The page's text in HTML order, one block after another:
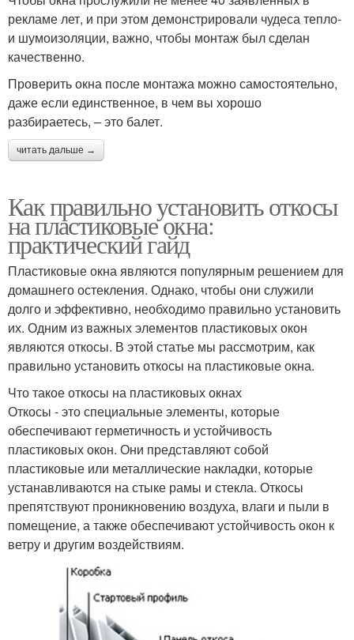
рекламе лет, и при этом демонстрировали чудеса тепло-
и шумоизоляции, важно, чтобы монтаж был сделан
качественно.
Проверить окна после монтажа можно самостоятельно,
даже если единственное, в чем вы хорошо
разбираетесь, – это балет.
читать дальше →
Как правильно установить откосы
на пластиковые окна:
практический гайд
Пластиковые окна являются популярным решением для
домашнего остекления. Однако, чтобы они служили
долго и эффективно, необходимо правильно установить
их. Одним из важных элементов пластиковых окон
являются откосы. В этой статье мы рассмотрим, как
правильно установить откосы на пластиковые окна.
Что такое откосы на пластиковых окнах
Откосы - это специальные элементы, которые
обеспечивают герметичность и устойчивость
пластиковых окон. Они представляют собой
пластиковые или металлические накладки, которые
устанавливаются на стыке рамы и стекла. Откосы
препятствуют проникновению воздуха, влаги и пыли в
помещение, а также обеспечивают устойчивость окон к
ветру и другим воздействиям.